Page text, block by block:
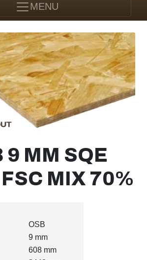
MENU
9 MM SQE
MIX 70%
OSB
9 mm
608 mm